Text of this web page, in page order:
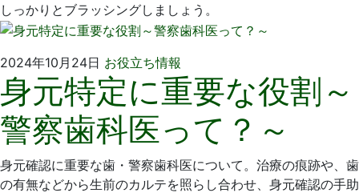
しっかりとブラッシングしましょう。
2024年10月24日 お役立ち情報
年
9
25
日
そ
歯
医
院
身元特定に重要な役割～
警察歯科医って？～
身元確認に重要な歯・警察歯科医について。治療の痕跡や、歯
の有無などから生前のカルテを照らし合わせ、身元確認の手助